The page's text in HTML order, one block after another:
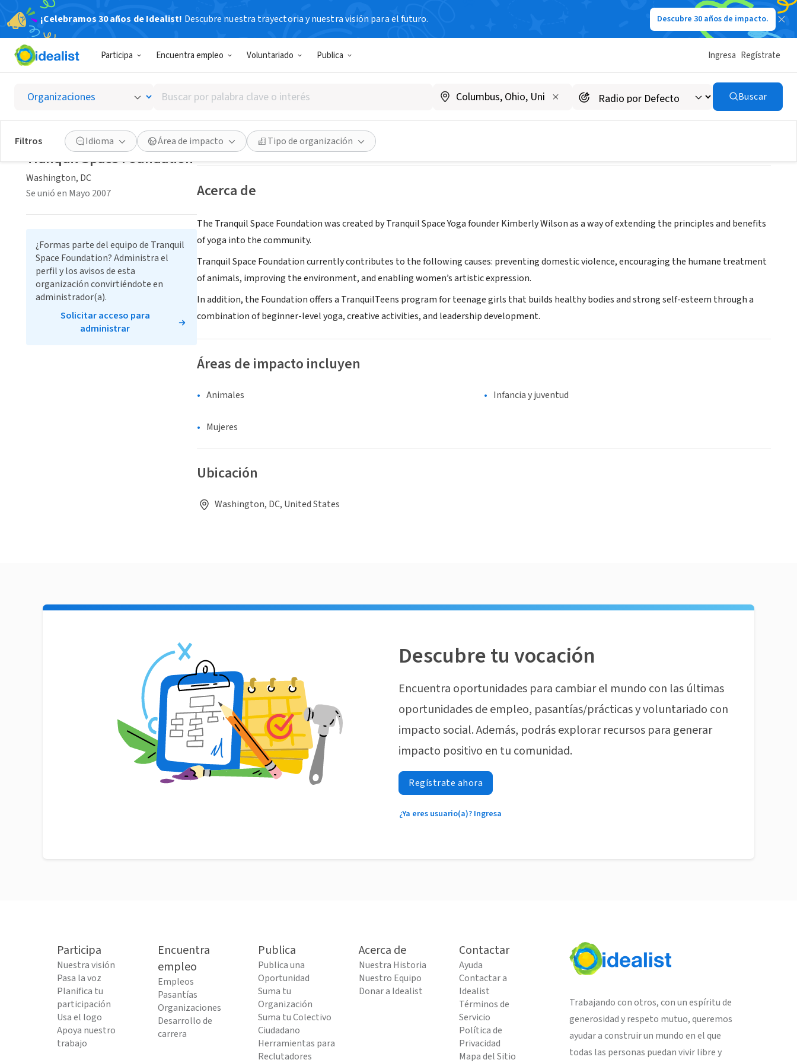
¡Celebramos 30 años de Idealist! Descubre nuestra trayectoria y nuestra visión para el futuro. Descubre 30 años de impacto.
Participa Encuentra empleo Voluntariado Publica Ingresa Regístrate
Buscar
por
palabra
clave
o
interés
Buscar
Filtros Idioma Área de impacto Tipo de organización
Tranquil Space Foundation
Washington, DC|www.tranquilspacefoundation.org
Guardar Compartir
Acerca de
The Tranquil Space Foundation was created by Tranquil Space Yoga founder Kimberly Wilson as a way of extending the principles and benefits
of yoga into the community.
Tranquil Space Foundation currently contributes to the following causes: preventing domestic violence, encouraging the humane treatment
of animals, improving the environment, and enabling women’s artistic expression.
In addition, the Foundation offers a TranquilTeens program for teenage girls that builds healthy bodies and strong self-esteem through a
combination of beginner-level yoga, creative activities, and leadership development.
Áreas de impacto incluyen
Animales Infancia y juventud
Mujeres
Ubicación
Washington, DC, United States
Tranquil Space Foundation
Washington, DC
Se unió en Mayo 2007
¿Formas parte del equipo de Tranquil
Space Foundation? Administra el
perfil y los avisos de esta
organización convirtiéndote en
administrador(a).
Solicitar acceso para
administrar
Descubre tu vocación
Encuentra oportunidades para cambiar el mundo con las últimas
oportunidades de empleo, pasantías/prácticas y voluntariado con
impacto social. Además, podrás explorar recursos para generar
impacto positivo en tu comunidad.
Regístrate ahora
¿Ya eres usuario(a)? Ingresa
Participa
Nuestra visión
Pasa la voz
Planifica tu
participación
Usa el logo
Apoya nuestro
trabajo
Encuentra
empleo
Empleos
Pasantías
Organizaciones
Desarrollo de
carrera
Publica
Publica una
Oportunidad
Suma tu
Organización
Suma tu Colectivo
Ciudadano
Herramientas para
Reclutadores
Acerca de
Nuestra Historia
Nuestro Equipo
Donar a Idealist
Contactar
Ayuda
Contactar a
Idealist
Términos de
Servicio
Política de
Privacidad
Mapa del Sitio
Trabajando con otros, con un espíritu de
generosidad y respeto mutuo, queremos
ayudar a construir un mundo en el que
todas las personas puedan vivir libre y